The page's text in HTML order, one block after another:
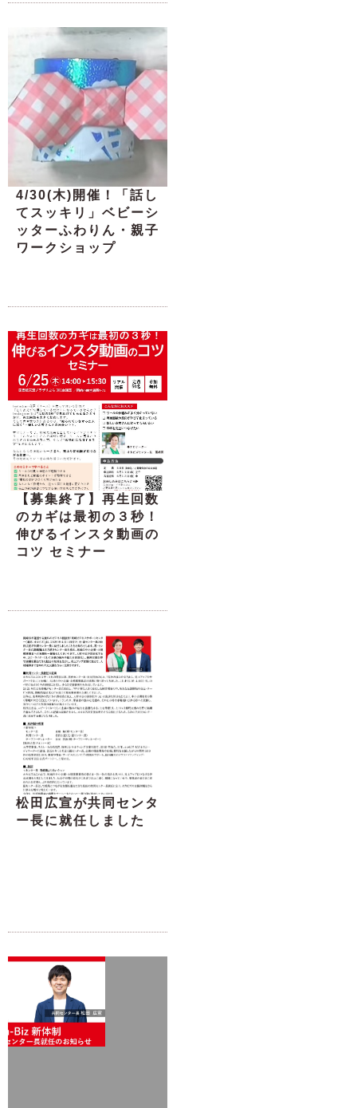
4/30(木)開催！「話し
てスッキリ」ベビーシ
ッターふわりん・親子
ワークショップ
【募集終了】再生回数
のカギは最初の３秒！
伸びるインスタ動画の
コツ セミナー
松田広宣が共同センタ
ー長に就任しました